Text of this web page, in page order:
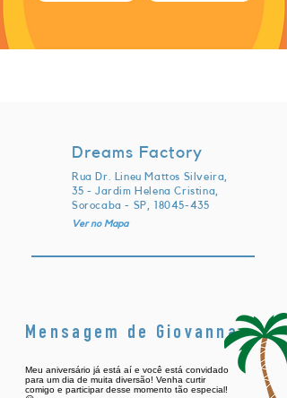
Dreams Factory
Rua Dr. Lineu Mattos Silveira,
35 - Jardim Helena Cristina,
Sorocaba - SP, 18045-435
Ver no Mapa
Mensagem de Giovanna
Meu aniversário já está aí e você está convidado
para um dia de muita diversão! Venha curtir
comigo e participar desse momento tão especial!